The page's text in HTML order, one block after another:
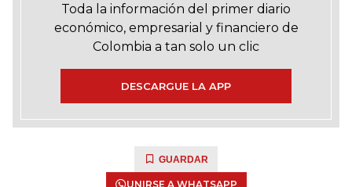
Toda la información del primer diario
económico, empresarial y financiero de
Colombia a tan solo un clic
DESCARGUE LA APP
GUARDAR
UNIRSE A WHATSAPP